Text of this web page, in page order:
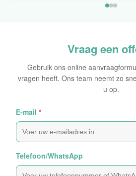
Vraag een
Gebruik ons online
vragen heeft. Ons team neemt zo
u op.
E-mail *
Telefoon/WhatsApp